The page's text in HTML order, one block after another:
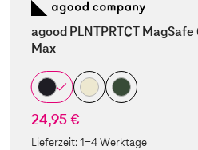
agood PLNTPRTCT MagSafe
Max
24,95 €
Lieferzeit:1-4 Werktage